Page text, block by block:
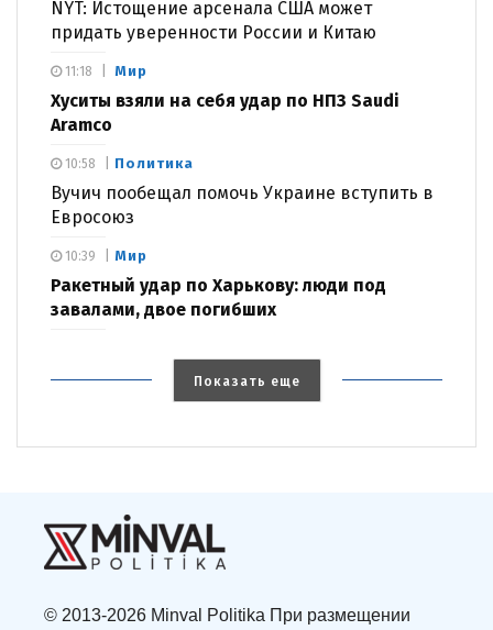
NYT: Истощение арсенала США может
придать уверенности России и Китаю
Мир
Хуситы взяли на себя удар по НПЗ Saudi
Aramco
11:18
Политика
Вучич пообещал помочь Украине вступить в
Евросоюз
10:58
Мир
Ракетный удар по Харькову: люди под
завалами, двое погибших
10:39
Показать еще
© 2013-2026 Minval Politika При размещении